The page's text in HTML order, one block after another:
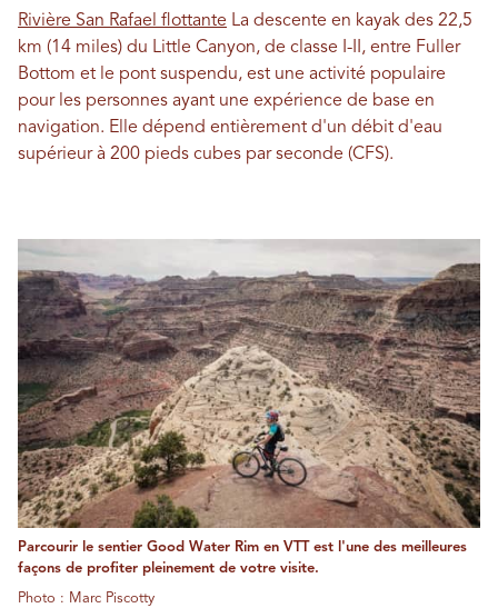
Rivière San Rafael flottante La descente en kayak des 22,5
km (14 miles) du Little Canyon, de classe I-II, entre Fuller
Bottom et le pont suspendu, est une activité populaire
pour les personnes ayant une expérience de base en
navigation. Elle dépend entièrement d'un débit d'eau
supérieur à 200 pieds cubes par seconde (CFS).
Parcourir le sentier Good Water Rim en VTT est l'une des meilleures
façons de profiter pleinement de votre visite.
Photo : Marc Piscotty